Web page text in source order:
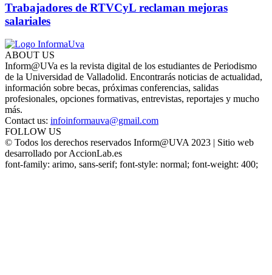
Trabajadores de RTVCyL reclaman mejoras
salariales
ABOUT US
Inform@UVa es la revista digital de los estudiantes de Periodismo
de la Universidad de Valladolid. Encontrarás noticias de actualidad,
información sobre becas, próximas conferencias, salidas
profesionales, opciones formativas, entrevistas, reportajes y mucho
más.
Contact us: infoinformauva@gmail.com
FOLLOW US
© Todos los derechos reservados Inform@UVA 2023 | Sitio web
desarrollado por AccionLab.es
font-family: arimo, sans-serif; font-style: normal; font-weight: 400;